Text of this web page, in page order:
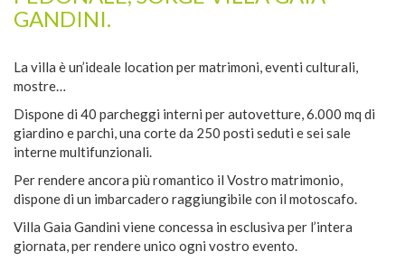
GANDINI.
La villa è un’ideale location per matrimoni, eventi culturali,
mostre…
Dispone di 40 parcheggi interni per autovetture, 6.000 mq di
giardino e parchi, una corte da 250 posti seduti e sei sale
interne multifunzionali.
Per rendere ancora più romantico il Vostro matrimonio,
dispone di un imbarcadero raggiungibile con il motoscafo.
Villa Gaia Gandini viene concessa in esclusiva per l’intera
giornata, per rendere unico ogni vostro evento.